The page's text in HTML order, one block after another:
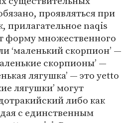
проявляться при
прилагательное naqis
форму множественного
‘маленький скорпион’ —
скорпионы’ —
лягушка’ — это yetto
лягушки’ могут
либо как
с единственным